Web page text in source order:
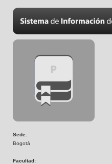
Sede:
Bogotá
Facultad: